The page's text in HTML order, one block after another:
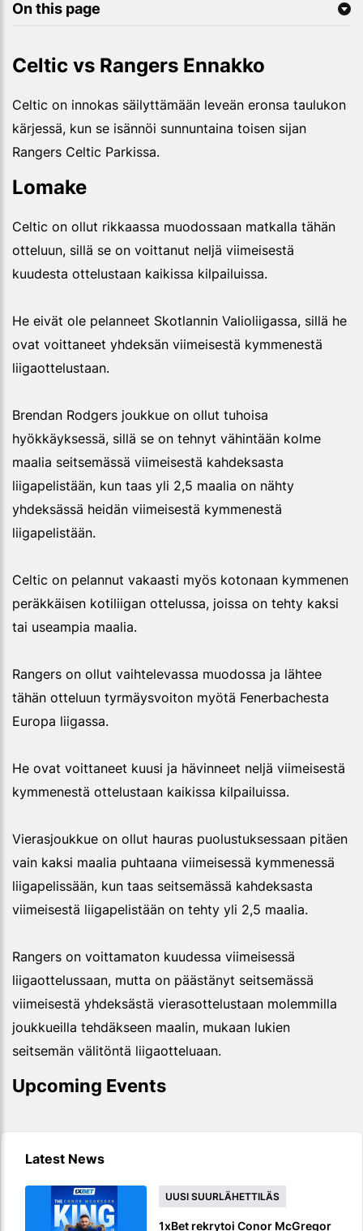
On this page
Celtic vs Rangers Ennakko
Celtic on innokas säilyttämään leveän eronsa taulukon
kärjessä, kun se isännöi sunnuntaina toisen sijan
Rangers Celtic Parkissa.
Lomake
Celtic on ollut rikkaassa muodossaan matkalla tähän
otteluun, sillä se on voittanut neljä viimeisestä
kuudesta ottelustaan kaikissa kilpailuissa.
He eivät ole pelanneet Skotlannin Valioliigassa, sillä he
ovat voittaneet yhdeksän viimeisestä kymmenestä
liigaottelustaan.
Brendan Rodgers joukkue on ollut tuhoisa
hyökkäyksessä, sillä se on tehnyt vähintään kolme
maalia seitsemässä viimeisestä kahdeksasta
liigapelistään, kun taas yli 2,5 maalia on nähty
yhdeksässä heidän viimeisestä kymmenestä
liigapelistään.
Celtic on pelannut vakaasti myös kotonaan kymmenen
peräkkäisen kotiliigan ottelussa, joissa on tehty kaksi
tai useampia maalia.
Rangers on ollut vaihtelevassa muodossa ja lähtee
tähän otteluun tyrmäysvoiton myötä Fenerbachesta
Europa liigassa.
He ovat voittaneet kuusi ja hävinneet neljä viimeisestä
kymmenestä ottelustaan kaikissa kilpailuissa.
Vierasjoukkue on ollut hauras puolustuksessaan pitäen
vain kaksi maalia puhtaana viimeisessä kymmenessä
liigapelissään, kun taas seitsemässä kahdeksasta
viimeisestä liigapelistään on tehty yli 2,5 maalia.
Rangers on voittamaton kuudessa viimeisessä
liigaottelussaan, mutta on päästänyt seitsemässä
viimeisestä yhdeksästä vierasottelustaan molemmilla
joukkueilla tehdäkseen maalin, mukaan lukien
seitsemän välitöntä liigaotteluaan.
Upcoming Events
Latest News
UUSI SUURLÄHETTILÄS
1xBet rekrytoi Conor McGregor